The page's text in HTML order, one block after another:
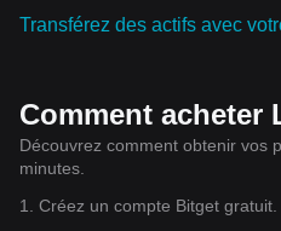
Transférez des actifs avec
Comment acheter
Découvrez comment obtenir vos
minutes.
1. Créez un compte Bitget gratuit.